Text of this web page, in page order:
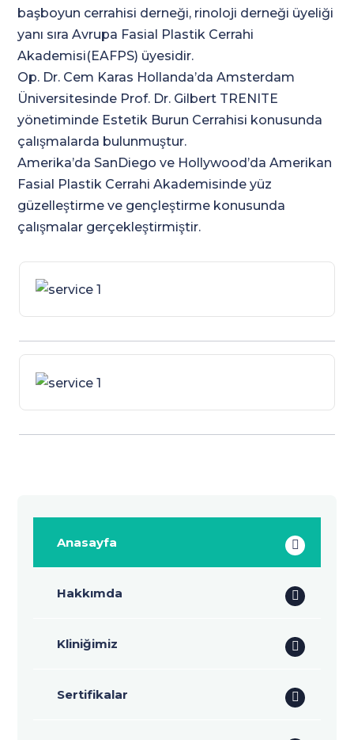
başboyun cerrahisi derneği, rinoloji derneği üyeliği
yanı sıra Avrupa Fasial Plastik Cerrahi
Akademisi(EAFPS) üyesidir.
Op. Dr. Cem Karas Hollanda’da Amsterdam
Üniversitesinde Prof. Dr. Gilbert TRENITE
yönetiminde Estetik Burun Cerrahisi konusunda
çalışmalarda bulunmuştur.
Amerika’da SanDiego ve Hollywood’da Amerikan
Fasial Plastik Cerrahi Akademisinde yüz
güzelleştirme ve gençleştirme konusunda
çalışmalar gerçekleştirmiştir.
Anasayfa
Hakkımda
Kliniğimiz
Sertifikalar